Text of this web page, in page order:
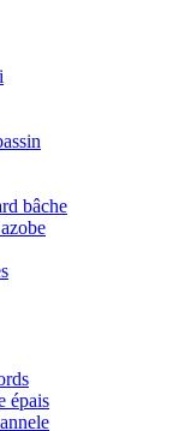
bâche
épais